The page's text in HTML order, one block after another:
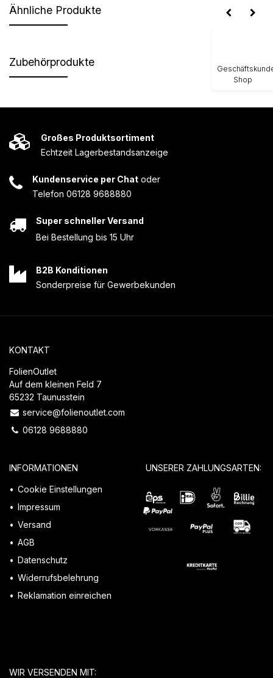
Ähnliche Produkte
Zubehörprodukte
Großes Produktsortiment
Echtzeit Lagerbestandsanzeige
Kundenservice per Chat oder
Telefon 06128 9688880
Super schneller Versand
Bei Bestellung bis 15 Uhr
B2B Konditionen
Sonderpreise für Gewerbekunden
KONTAKT
FolienOutlet
Auf dem kleinen Feld 7
65232 Taunusstein
service@folienoutlet.com
06128 9688880
INFORMATIONEN
Cookie Einstellungen
Impressum
Versand
AGB
Datenschutz
Widerrufsbelehrung
Reklamation einreichen
UNSERER ZAHLUNGSARTEN:
WIR VERSENDEN MIT:
Shop